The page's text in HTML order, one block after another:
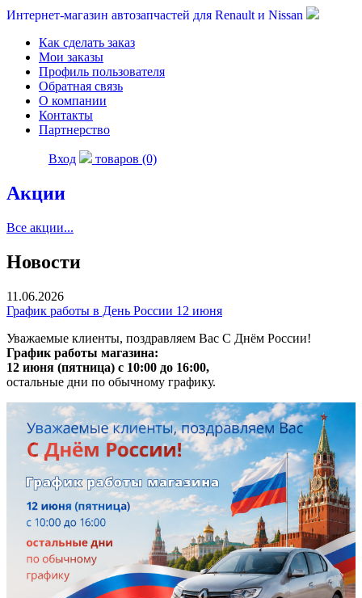
Интернет-магазин автозапчастей для Renault и Nissan
Как сделать заказ
Мои заказы
Профиль пользователя
Обратная связь
О компании
Контакты
Партнерство
Вход товаров (0)
Акции
Все акции...
Новости
11.06.2026
График работы в День России 12 июня
Уважаемые клиенты, поздравляем Вас С Днём России!
График работы магазина:
12 июня (пятница) с 10:00 до 16:00,
остальные дни по обычному графику.